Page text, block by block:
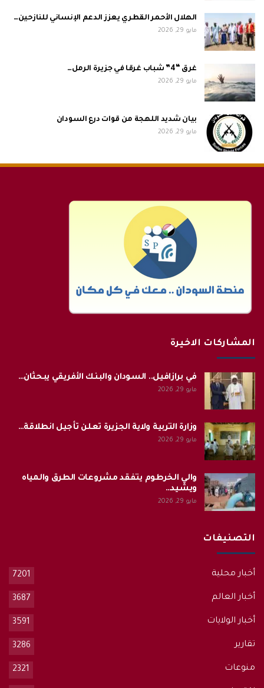
الهلال الأحمر القطري يعزز الدعم الإنساني للنازحين…
مايو 29, 2026
غرق “4” شباب غرقا في جزيرة الرمل…
مايو 29, 2026
بيان شديد اللهجة من قوات درع السودان
مايو 29, 2026
المشاركات الاخيرة
في برازافيل.. السودان والبنك الأفريقي يبحثان…
مايو 29, 2026
وزارة التربية ولاية الجزيرة تعلن تأجيل انطلاقة…
مايو 29, 2026
والي الخرطوم يتفقد مشروعات الطرق والمياه
ويشيد…
مايو 29, 2026
التصنيفات
أخبار محلية 7201
أخبار العالم 3687
أخبار الولايات 3591
تقارير 3286
منوعات 2321